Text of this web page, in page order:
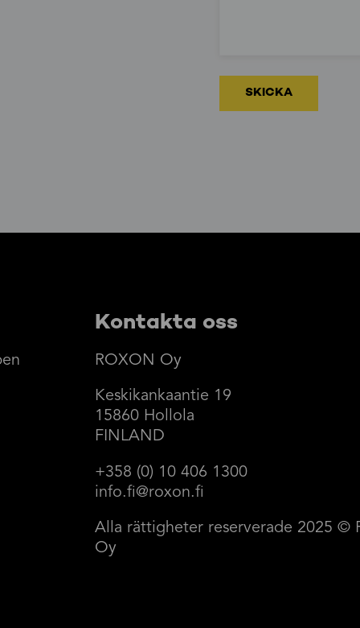
Kontakta oss
ROXON Oy
Keskikankaantie 19
15860 Hollola
FINLAND
+358 (0) 10 406 1300
info.fi@roxon.fi
Alla rättigheter reserverade 2025 ©
Oy